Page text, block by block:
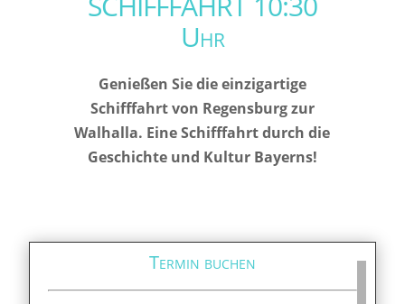
Uhr
Genießen Sie die einzigartige
Schifffahrt von Regensburg zur
Walhalla. Eine Schifffahrt durch die
Geschichte und Kultur Bayerns!
Termin buchen